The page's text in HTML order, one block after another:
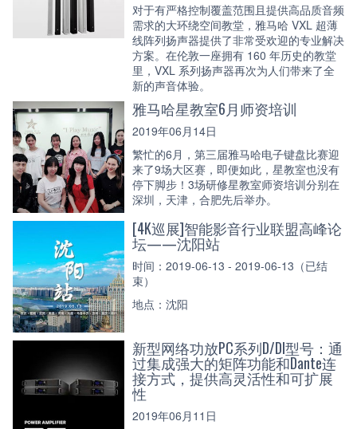
对于有严格控制覆盖范围且提供高品质音频
需求的大环绕空间教堂，雅马哈 VXL 超薄
线阵列扬声器提供了非常受欢迎的专业解决
方案。在伦敦一座拥有 160 年历史的教堂
里，VXL 系列扬声器再次为人们带来了全
新的声音体验。
雅马哈星教室6月师资培训
2019年06月14日
繁忙的6月，第三届雅马哈电子键盘比赛迎
来了9场大区赛，即便如此，星教室也没有
停下脚步！3场研修星教室师资培训分别在
深圳，天津，合肥先后举办。
[4K巡展]智能影音行业联盟高峰论
坛——沈阳站
时间：2019-06-13 - 2019-06-13（已结
束）
地点：沈阳
新型网络功放PC系列D/DI型号：通
过集成强大的矩阵功能和Dante连
接方式，提供高灵活性和可扩展
性
2019年06月11日